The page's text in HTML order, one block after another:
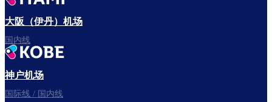
出发啦！
祝您旅途愉快。
大阪（伊丹）机场
国内线
神户机场
国际线 / 国内线